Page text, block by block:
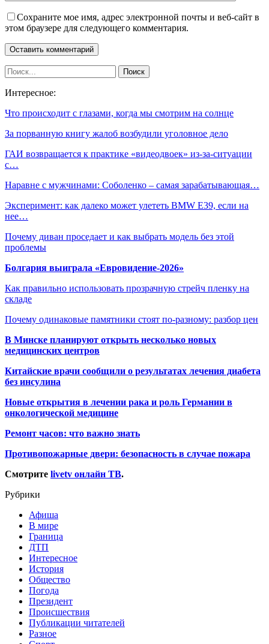
Сохраните мое имя, адрес электронной почты и веб-сайт в
этом браузере для следующего комментария.
Интересное:
Что происходит с глазами, когда мы смотрим на солнце
За порванную книгу жалоб возбудили уголовное дело
ГАИ возвращается к практике «видеодвоек» из-за-ситуации
с…
Наравне с мужчинами: Соболенко – самая зарабатывающая…
Эксперимент: как далеко может улететь BMW E39, если на
нее…
Почему диван проседает и как выбрать модель без этой
проблемы
Болгария выиграла «Евровидение-2026»
Как правильно использовать прозрачную стрейч пленку на
складе
Почему одинаковые памятники стоят по-разному: разбор цен
В Минске планируют открыть несколько новых
медицинских центров
Китайские врачи сообщили о результатах лечения диабета
без инсулина
Новые открытия в лечении рака и роль Германии в
онкологической медицине
Ремонт часов: что важно знать
Противопожарные двери: безопасность в случае пожара
Смотрите livetv онлайн ТВ.
Рубрики
Афиша
В мире
Граница
ДТП
Интересное
История
Общество
Погода
Президент
Происшествия
Публикации читателей
Разное